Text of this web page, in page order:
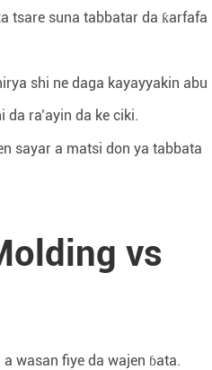
tsare suna tabbatar da ƙarfafa
shi ne daga kayayyakin abu
ra’ayin da ke ciki.
sayar a matsi don ya tabbata
vs
wasan fiye da wajen ɓata.